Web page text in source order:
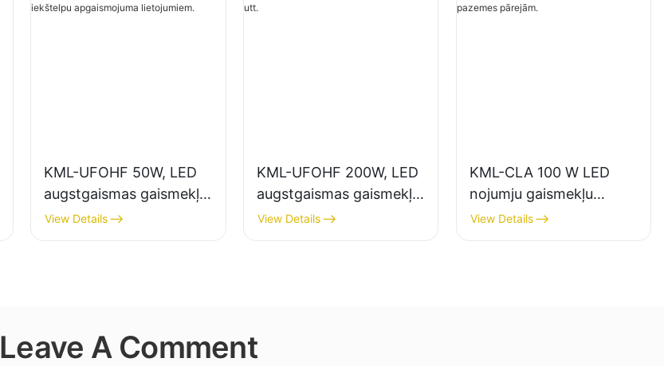
KML-UFOHF 50W, LED
augstgaismas gaismekļu
piegādātājs rūpniecības
uzņēmumiem,
View Details
KML-UFOHF 200W, LED
augstgaismas gaismekļu
piegādātājs iekštelpu
apgaismojumam izstāžu
View Details
KML-CLA 100 W LED
nojumju gaismekļu
piegādātājs iekštelpām,
piemēram, degvielas
View Details
Leave A Comment